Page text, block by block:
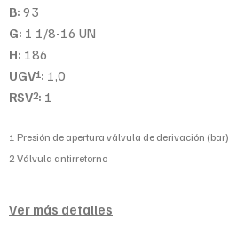
B: 93
G: 1 1/8-16 UN
H: 186
UGV1: 1,0
RSV2: 1
1 Presión de apertura válvula de derivación (bar)
2 Válvula antirretorno
Ver más detalles